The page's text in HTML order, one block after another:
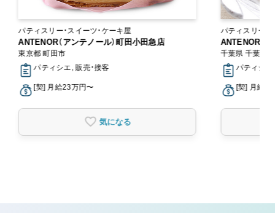
パティスリー・スイーツ・ケーキ屋
ANTENOR（アンテノール）町田小田急店
東京都 町田市
パティシエ, 販売・接客
[契] 月給23万円〜
気になる
パティスリー・
ANTENOR（
千葉県 千葉市
パティシエ
[契] 月給